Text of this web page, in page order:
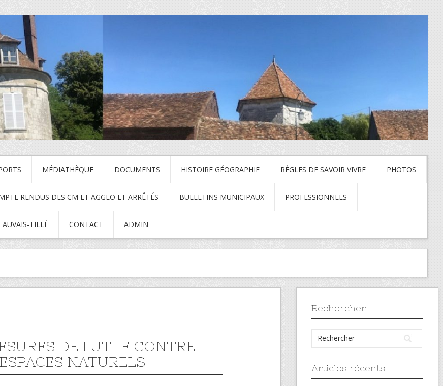
MÉDIATHÈQUE DOCUMENTS HISTOIRE GÉOGRAPHIE RÈGLES DE SAVOIR VIVRE PHOTOS
RENDUS DES CM ET AGGLO ET ARRÊTÉS BULLETINS MUNICIPAUX PROFESSIONNELS
TILLÉ CONTACT ADMIN
DE LUTTE CONTRE
NATURELS
Rechercher
Articles récents